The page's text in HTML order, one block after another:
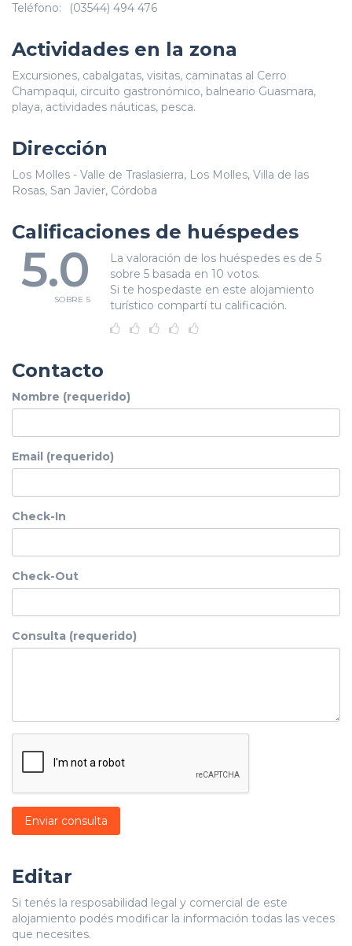
Teléfono:
(03544) 494 476
Actividades en la zona
Excursiones, cabalgatas, visitas, caminatas al Cerro
Champaqui, circuito gastronómico, balneario Guasmara,
playa, actividades náuticas, pesca.
Dirección
Los Molles - Valle de Traslasierra, Los Molles, Villa de las
Rosas, San Javier, Córdoba
Calificaciones de huéspedes
5.0
SOBRE 5
La valoración de los huéspedes es de 5
sobre 5 basada en 10 votos.
Si te hospedaste en este alojamiento
turístico compartí tu calificación.
Contacto
Nombre (requerido)
Email (requerido)
Check-In
Check-Out
Consulta (requerido)
Enviar consulta
Editar
Si tenés la resposabilidad legal y comercial de este
alojamiento podés modificar la información todas las veces
que necesites.